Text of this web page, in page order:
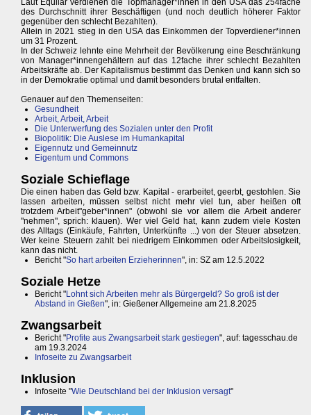
Laut Equilar verdienen die Topmanager*innen in den USA das 254fache
des Durchschnitt ihrer Beschäftigen (und noch deutlich höherer Faktor
gegenüber den schlecht Bezahlten).
Allein in 2021 stieg in den USA das Einkommen der Topverdiener*innen
um 31 Prozent.
In der Schweiz lehnte eine Mehrheit der Bevölkerung eine Beschränkung
von Manager*innengehältern auf das 12fache ihrer schlecht Bezahlten
Arbeitskräfte ab. Der Kapitalismus bestimmt das Denken und kann sich so
in der Demokratie optimal und damit besonders brutal entfalten.
Genauer auf den Themenseiten:
Gesundheit
Arbeit, Arbeit, Arbeit
Die Unterwerfung des Sozialen unter den Profit
Biopolitik: Die Auslese im Humankapital
Eigennutz und Gemeinnutz
Eigentum und Commons
Soziale Schieflage
Die einen haben das Geld bzw. Kapital - erarbeitet, geerbt, gestohlen. Sie
lassen arbeiten, müssen selbst nicht mehr viel tun, aber heißen oft
trotzdem Arbeit"geber*innen" (obwohl sie vor allem die Arbeit anderer
"nehmen", sprich: klauen). Wer viel Geld hat, kann zudem viele Kosten
des Alltags (Einkäufe, Fahrten, Unterkünfte ...) von der Steuer absetzen.
Wer keine Steuern zahlt bei niedrigem Einkommen oder Arbeitslosigkeit,
kann das nicht.
Bericht "So hart arbeiten Erzieherinnen", in: SZ am 12.5.2022
Soziale Hetze
Bericht "Lohnt sich Arbeiten mehr als Bürgergeld? So groß ist der
Abstand in Gießen", in: Gießener Allgemeine am 21.8.2025
Zwangsarbeit
Bericht "Profite aus Zwangsarbeit stark gestiegen", auf: tagesschau.de
am 19.3.2024
Infoseite zu Zwangsarbeit
Inklusion
Infoseite "Wie Deutschland bei der Inklusion versagt"